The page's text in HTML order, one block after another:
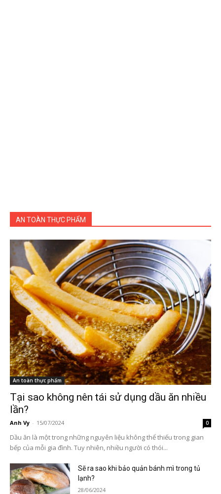
AN TOÀN THỰC PHẨM
An toàn thực phẩm
Tại sao không nên tái sử dụng dầu ăn nhiều
lần?
Anh Vy - 15/07/2024 0
Dầu ăn là một trong những nguyên liệu không thể thiếu trong gian
bếp của mỗi gia đình. Tuy nhiên, nhiều người có thói...
Sẽ ra sao khi bảo quản bánh mì trong tủ
lạnh?
28/06/2024